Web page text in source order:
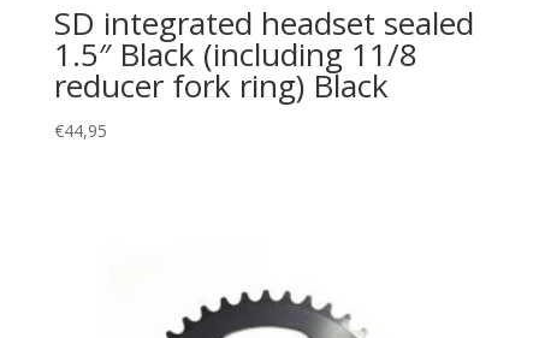
SD integrated headset sealed
1.5″ Black (including 11/8
reducer fork ring) Black
€44,95